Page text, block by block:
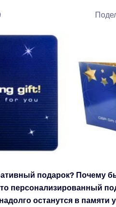
подарок? Почему
персонализированный
останутся в памяти